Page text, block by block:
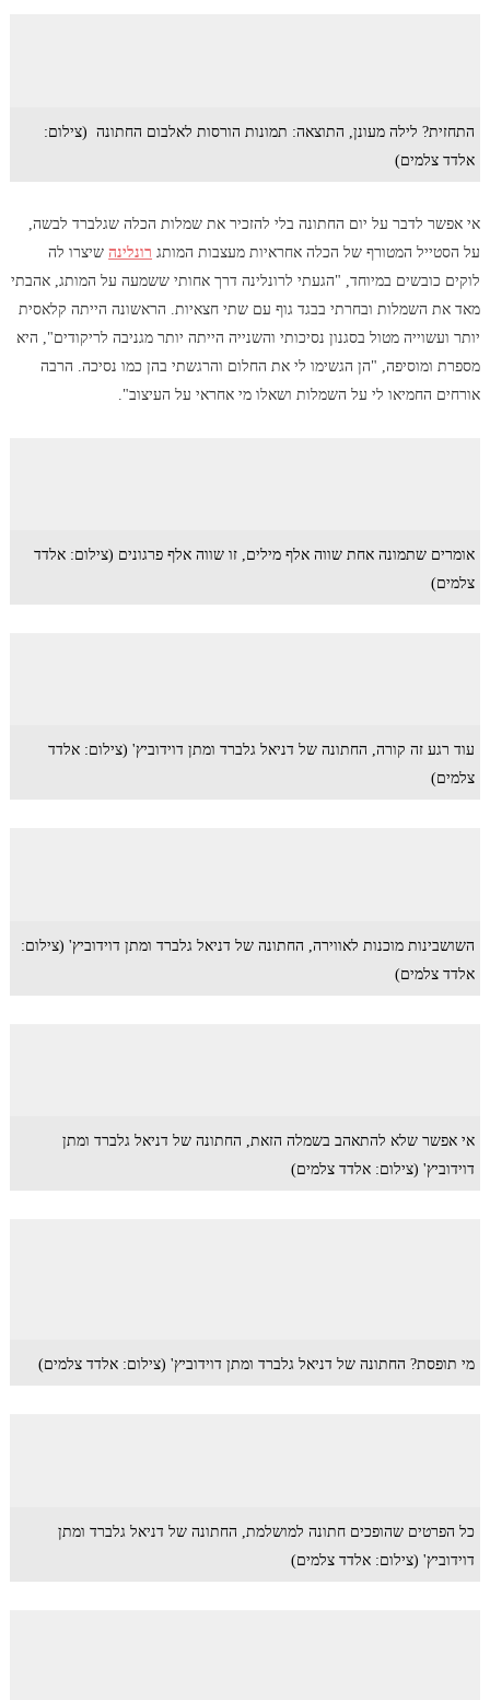
התחזית? לילה מעונן, התוצאה: תמונות הורסות לאלבום החתונה (צילום:
אלדד צלמים)
אי אפשר לדבר על יום החתונה בלי להזכיר את שמלות הכלה שגלברד לבשה,
על הסטייל המטורף של הכלה אחראיות מעצבות המותג רונלינהשיצרו לה
לוקים כובשים במיוחד, "הגעתי לרונלינה דרך אחותי ששמעה על המותג, אהבתי
מאד את השמלות ובחרתי בבגד גוף עם שתי חצאיות. הראשונה הייתה קלאסית
יותר ועשוייה מטול בסגנון נסיכותי והשנייה הייתה יותר מגניבה לריקודים", היא
מספרת ומוסיפה, "הן הגשימו לי את החלום והרגשתי בהן כמו נסיכה. הרבה
אורחים החמיאו לי על השמלות ושאלו מי אחראי על העיצוב".
אומרים שתמונה אחת שווה אלף מילים, זו שווה אלף פרגונים (צילום: אלדד
צלמים)
עוד רגע זה קורה, החתונה של דניאל גלברד ומתן דוידוביץ' (צילום: אלדד
צלמים)
השושבינות מוכנות לאווירה, החתונה של דניאל גלברד ומתן דוידוביץ' (צילום:
אלדד צלמים)
אי אפשר שלא להתאהב בשמלה הזאת, החתונה של דניאל גלברד ומתן
דוידוביץ' (צילום: אלדד צלמים)
מי תופסת? החתונה של דניאל גלברד ומתן דוידוביץ' (צילום: אלדד צלמים)
כל הפרטים שהופכים חתונה למושלמת, החתונה של דניאל גלברד ומתן
דוידוביץ' (צילום: אלדד צלמים)